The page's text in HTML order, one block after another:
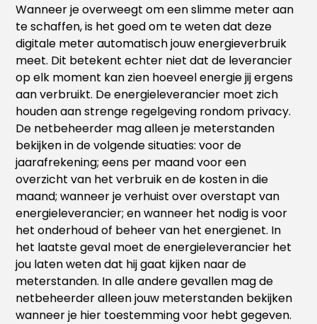
Wanneer je overweegt om een slimme meter aan
te schaffen, is het goed om te weten dat deze
digitale meter automatisch jouw energieverbruik
meet. Dit betekent echter niet dat de leverancier
op elk moment kan zien hoeveel energie jij ergens
aan verbruikt. De energieleverancier moet zich
houden aan strenge regelgeving rondom privacy.
De netbeheerder mag alleen je meterstanden
bekijken in de volgende situaties: voor de
jaarafrekening; eens per maand voor een
overzicht van het verbruik en de kosten in die
maand; wanneer je verhuist over overstapt van
energieleverancier; en wanneer het nodig is voor
het onderhoud of beheer van het energienet. In
het laatste geval moet de energieleverancier het
jou laten weten dat hij gaat kijken naar de
meterstanden. In alle andere gevallen mag de
netbeheerder alleen jouw meterstanden bekijken
wanneer je hier toestemming voor hebt gegeven.